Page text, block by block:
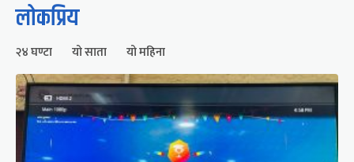
लोकप्रिय
२४ घण्टा यो साता यो महिना